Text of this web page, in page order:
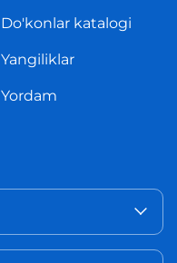
Do'konlar katalogi
Yangiliklar
Yordam